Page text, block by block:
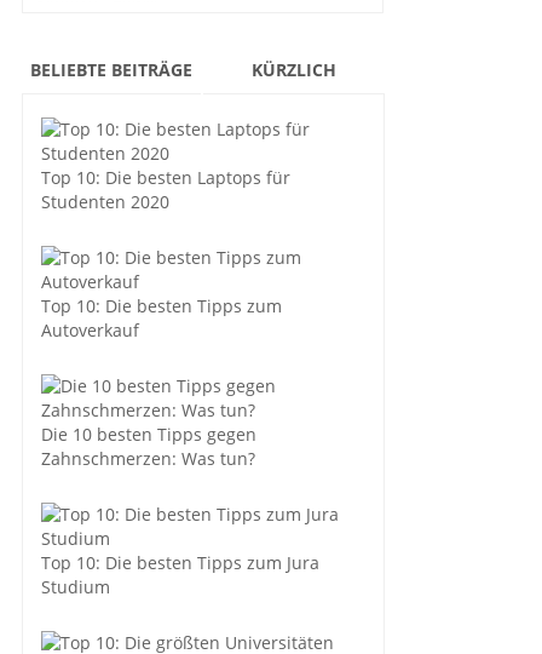
BELIEBTE BEITRÄGE KÜRZLICH
Top 10: Die besten Laptops für
Studenten 2020
Top 10: Die besten Tipps zum
Autoverkauf
Die 10 besten Tipps gegen
Zahnschmerzen: Was tun?
Top 10: Die besten Tipps zum Jura
Studium